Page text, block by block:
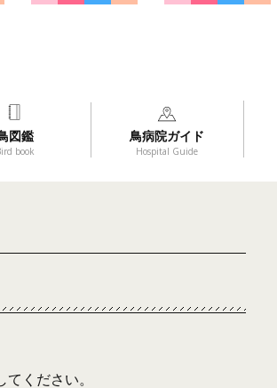
図鑑
book
鳥病院ガイド
Hospital Guide
ください。